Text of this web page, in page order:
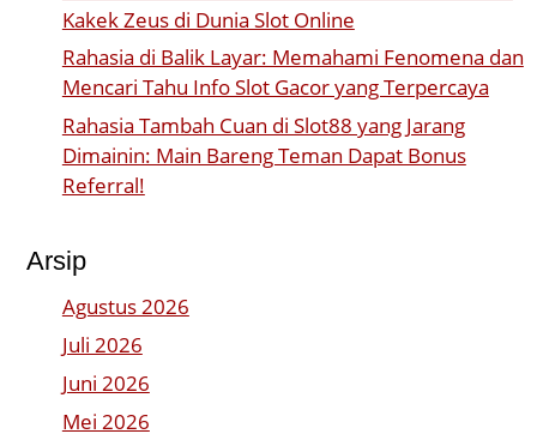
Kakek Zeus di Dunia Slot Online
Rahasia di Balik Layar: Memahami Fenomena dan
Mencari Tahu Info Slot Gacor yang Terpercaya
Rahasia Tambah Cuan di Slot88 yang Jarang
Dimainin: Main Bareng Teman Dapat Bonus
Referral!
Arsip
Agustus 2026
Juli 2026
Juni 2026
Mei 2026